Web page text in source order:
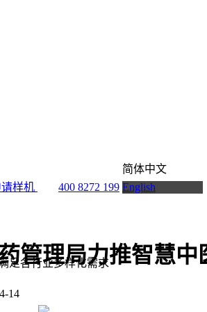
样机 400 8272 199
简体中文
English
足各行业多样化需求
管理局力推智慧
14